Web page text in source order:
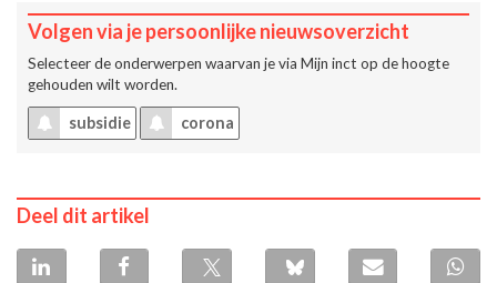
Volgen via je persoonlijke nieuwsoverzicht
Selecteer de onderwerpen waarvan je via Mijn inct op de hoogte
gehouden wilt worden.
subsidie corona
Deel dit artikel